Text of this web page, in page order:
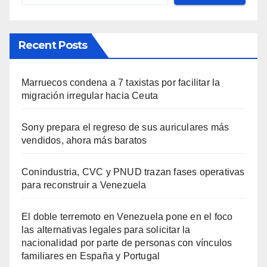
Recent Posts
Marruecos condena a 7 taxistas por facilitar la
migración irregular hacia Ceuta
Sony prepara el regreso de sus auriculares más
vendidos, ahora más baratos
Conindustria, CVC y PNUD trazan fases operativas
para reconstruir a Venezuela
El doble terremoto en Venezuela pone en el foco
las alternativas legales para solicitar la
nacionalidad por parte de personas con vínculos
familiares en España y Portugal